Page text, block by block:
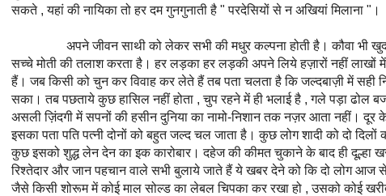
सकते , यहां की नायिका तो हर दम गुनगुनाती है " परदेसियों से न अखियां मिलाना "।
अपने जीवन साथी को लेकर सभी की मधुर कल्पना होती है। कौवा भी
सच्चे मोती की तलाश करता है। हर लड़का हर लड़की अपने लिये हज़ारों नहीं लाखों
हैं। जब किसी को चुन कर विवाह कर लेते हैं तब पता चलता है कि जल्दबाज़ी में सही
सका। तब पछताये कुछ हासिल नहीं होता , चुप रहने में ही भलाई है , गले पड़ा ढोल
असली ज़िंदगी में सपनों की हसीन दुनिया का नामो-निशान तक नज़र आता नहीं।
इसका पता पति पत्नी दोनों को बहुत जल्द चल जाता है। कुछ लोग शादी को दो
कुछ इसको शुद्ध लेन देन का इक कारोबार। दहेज की कीमत चुकाने के बाद ही दूल्हा
रिश्तेदार और जान पहचान वाले सभी बुलाये जाते हैं ये खबर देने को कि दो लोग आज
जैसे किसी शोरूम में कोई माल सोल्ड का लेबल चिपका कर रखा हो , उसको कोई